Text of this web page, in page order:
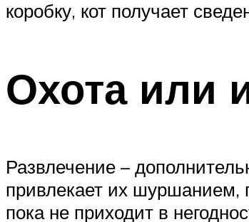
коробку, кот получает
Охота или
Развлечение –
привлекает их шуршанием,
пока не приходит в